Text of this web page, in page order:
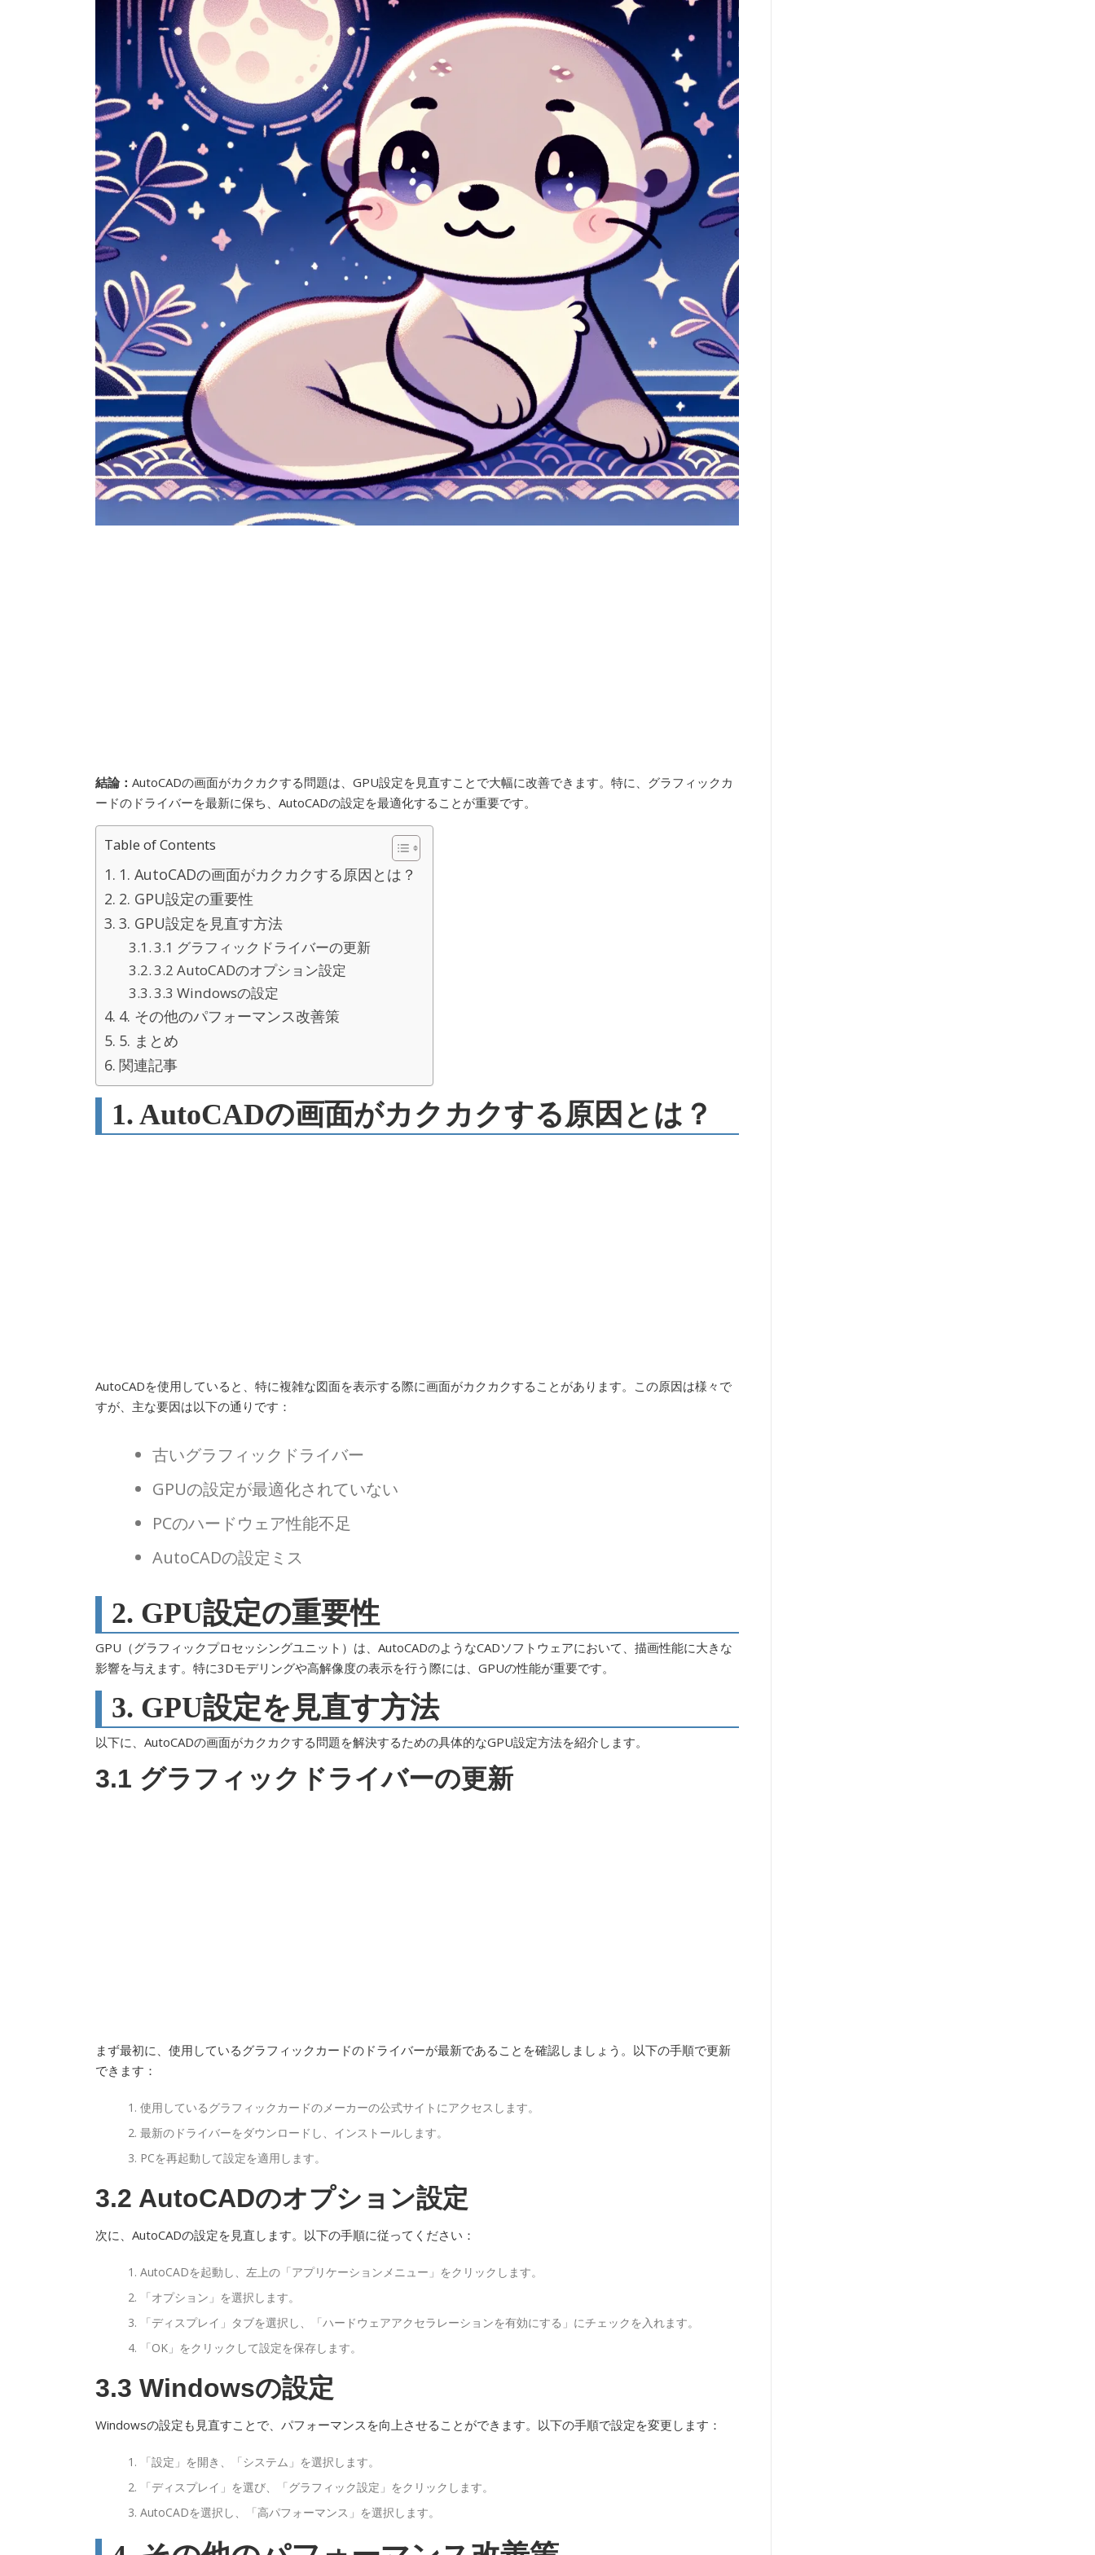
結論： AutoCADの画面がカクカクする問題は、GPU設定を見直すことで大幅に改善できます。特に、グラフィックカ
ードのドライバーを最新に保ち、AutoCADの設定を最適化することが重要です。
Table of Contents
1. AutoCADの画面がカクカクする原因とは？
2. GPU設定の重要性
3. GPU設定を見直す方法
3.1 グラフィックドライバーの更新
3.2 AutoCADのオプション設定
3.3 Windowsの設定
4. その他のパフォーマンス改善策
5. まとめ
関連記事
1. AutoCADの画面がカクカクする原因とは？
AutoCADを使用していると、特に複雑な図面を表示する際に画面がカクカクすることがあります。この原因は様々で
すが、主な要因は以下の通りです：
古いグラフィックドライバー
GPUの設定が最適化されていない
PCのハードウェア性能不足
AutoCADの設定ミス
2. GPU設定の重要性
GPU（グラフィックプロセッシングユニット）は、AutoCADのようなCADソフトウェアにおいて、描画性能に大きな
影響を与えます。特に3Dモデリングや高解像度の表示を行う際には、GPUの性能が重要です。
3. GPU設定を見直す方法
以下に、AutoCADの画面がカクカクする問題を解決するための具体的なGPU設定方法を紹介します。
3.1 グラフィックドライバーの更新
まず最初に、使用しているグラフィックカードのドライバーが最新であることを確認しましょう。以下の手順で更新
できます：
使用しているグラフィックカードのメーカーの公式サイトにアクセスします。
最新のドライバーをダウンロードし、インストールします。
PCを再起動して設定を適用します。
3.2 AutoCADのオプション設定
次に、AutoCADの設定を見直します。以下の手順に従ってください：
AutoCADを起動し、左上の「アプリケーションメニュー」をクリックします。
「オプション」を選択します。
「ディスプレイ」タブを選択し、「ハードウェアアクセラレーションを有効にする」にチェックを入れます。
「OK」をクリックして設定を保存します。
3.3 Windowsの設定
Windowsの設定も見直すことで、パフォーマンスを向上させることができます。以下の手順で設定を変更します：
「設定」を開き、「システム」を選択します。
「ディスプレイ」を選び、「グラフィック設定」をクリックします。
AutoCADを選択し、「高パフォーマンス」を選択します。